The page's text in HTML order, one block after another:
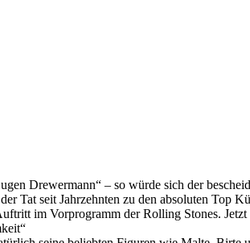
Drewermann“ – so würde sich der
Tat seit Jahrzehnten zu den absoluten Top
im Vorprogramm der Rolling Stones.